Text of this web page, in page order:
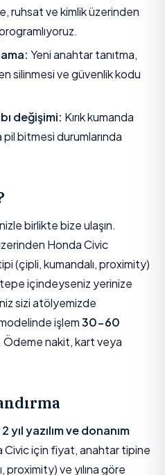
ruhsat ve kimlik üzerinden
Yeni anahtar tanıtma,
silinmesi ve güvenlik kodu
değişimi: Kırık kumanda
bitmesi durumlarında
birlikte bize ulaşın.
Honda Civic
(çipli, kumandalı, proximity)
içindeyseniz yerinize
sizi atölyemizde
işlem30-60
Ödeme nakit, kart veya
2 yıl yazılım ve donanım
Civic için fiyat, anahtar tipine
proximity) ve yılına göre